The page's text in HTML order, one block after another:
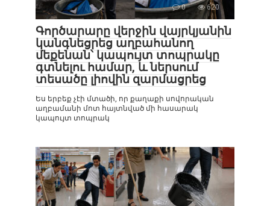
0
620
Գործարարը վերջին վայրկյանին
կանգնեցրեց աղբահանող
մեքենան՝ կապույտ տոպրակը
գտնելու համար, և ներսում
տեսածը լիովին զարմացրեց
Ես երբեք չէի մտածի, որ քաղաքի սովորական
աղբամանի մոտ հայտնված մի հասարակ
կապույտ տոպրակ